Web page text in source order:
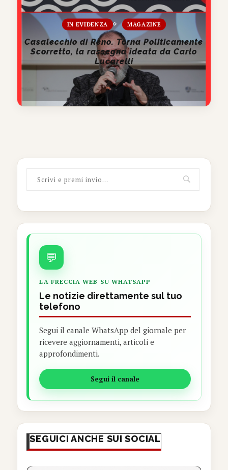
IN EVIDENZA MAGAZINE
Casalecchio di Reno. Torna Politicamente
Scorretto, la rassegna ideata da Carlo
Lucarelli
💬
LA FRECCIA WEB SU WHATSAPP
Le notizie direttamente sul tuo
telefono
Segui il canale WhatsApp del giornale per
ricevere aggiornamenti, articoli e
approfondimenti.
Segui il canale
SEGUICI ANCHE SUI SOCIAL